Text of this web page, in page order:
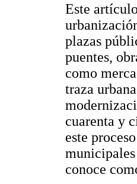
Este
plazas
puentes,
como
traza
cuarenta y
este
conoce